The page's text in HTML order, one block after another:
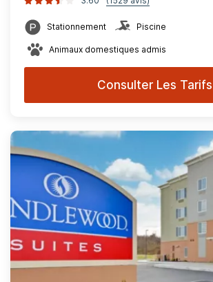
Stationnement Piscine
Animaux domestiques admis
Consulter Les Tarifs